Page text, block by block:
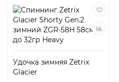
Удочка зимняя Zetrix
Glacier